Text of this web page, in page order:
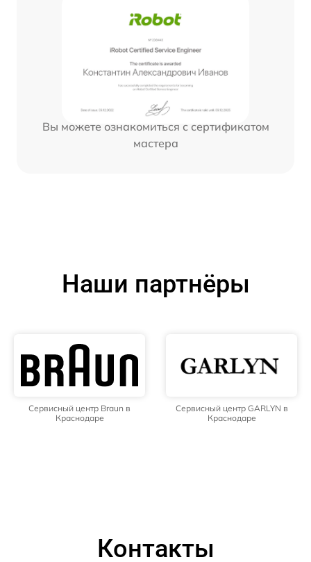
Вы можете ознакомиться с сертификатом
мастера
Наши партнёры
Сервисный центр Braun в
Краснодаре
Сервисный центр GARLYN в
Краснодаре
Контакты